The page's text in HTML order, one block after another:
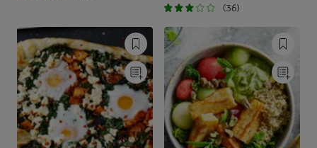
(36)